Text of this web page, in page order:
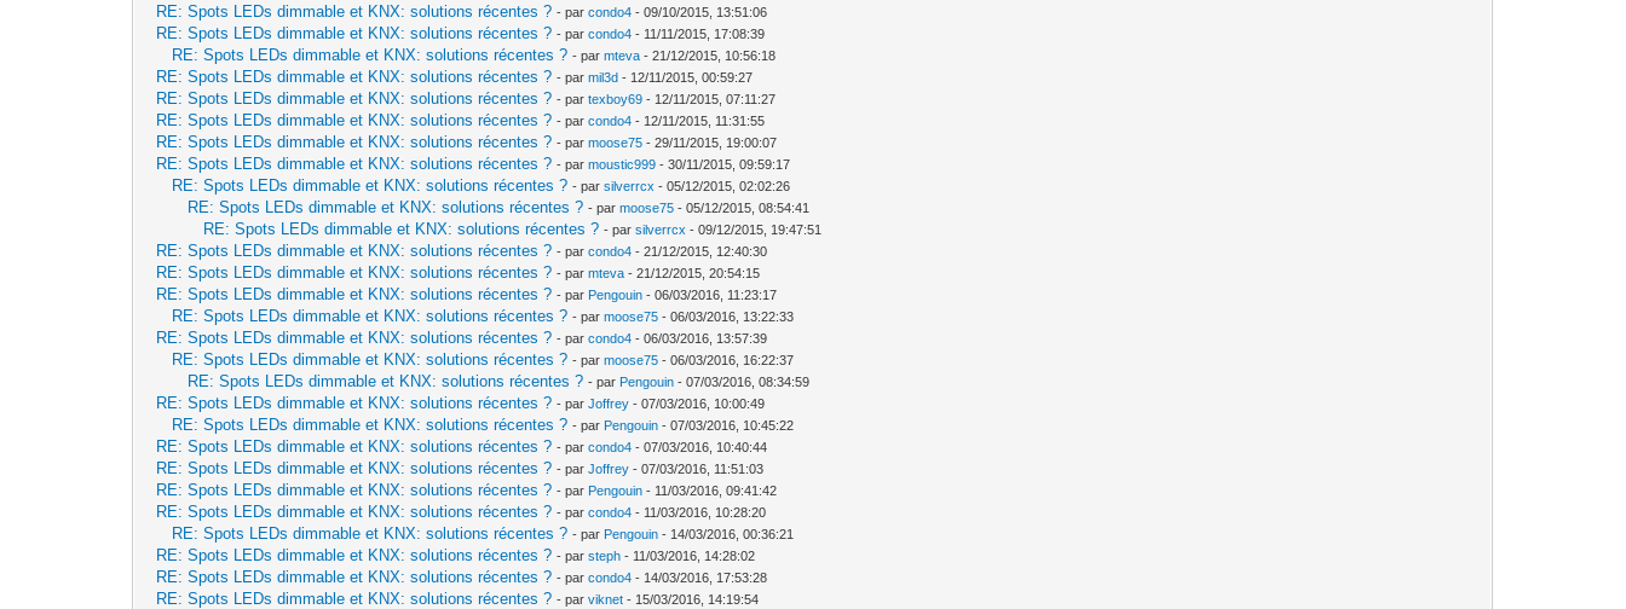
RE: Spots LEDs dimmable et KNX: solutions récentes ? - parcondo4 - 09/10/2015, 13:51:06
RE: Spots LEDs dimmable et KNX: solutions récentes ? - parcondo4 - 11/11/2015, 17:08:39
RE: Spots LEDs dimmable et KNX: solutions récentes ? - parmteva - 21/12/2015, 10:56:18
RE: Spots LEDs dimmable et KNX: solutions récentes ? - parmil3d - 12/11/2015, 00:59:27
RE: Spots LEDs dimmable et KNX: solutions récentes ? - partexboy69 - 12/11/2015, 07:11:27
RE: Spots LEDs dimmable et KNX: solutions récentes ? - parcondo4 - 12/11/2015, 11:31:55
RE: Spots LEDs dimmable et KNX: solutions récentes ? - parmoose75 - 29/11/2015, 19:00:07
RE: Spots LEDs dimmable et KNX: solutions récentes ? - parmoustic999 - 30/11/2015, 09:59:17
RE: Spots LEDs dimmable et KNX: solutions récentes ? - parsilverrcx - 05/12/2015, 02:02:26
RE: Spots LEDs dimmable et KNX: solutions récentes ? - parmoose75 - 05/12/2015, 08:54:41
RE: Spots LEDs dimmable et KNX: solutions récentes ? - parsilverrcx - 09/12/2015, 19:47:51
RE: Spots LEDs dimmable et KNX: solutions récentes ? - parcondo4 - 21/12/2015, 12:40:30
RE: Spots LEDs dimmable et KNX: solutions récentes ? - parmteva - 21/12/2015, 20:54:15
RE: Spots LEDs dimmable et KNX: solutions récentes ? - par Pengouin - 06/03/2016, 11:23:17
RE: Spots LEDs dimmable et KNX: solutions récentes ? - parmoose75 - 06/03/2016, 13:22:33
RE: Spots LEDs dimmable et KNX: solutions récentes ? - parcondo4 - 06/03/2016, 13:57:39
RE: Spots LEDs dimmable et KNX: solutions récentes ? - parmoose75 - 06/03/2016, 16:22:37
RE: Spots LEDs dimmable et KNX: solutions récentes ? - par Pengouin - 07/03/2016, 08:34:59
RE: Spots LEDs dimmable et KNX: solutions récentes ? - parJoffrey - 07/03/2016, 10:00:49
RE: Spots LEDs dimmable et KNX: solutions récentes ? - par Pengouin - 07/03/2016, 10:45:22
RE: Spots LEDs dimmable et KNX: solutions récentes ? - parcondo4 - 07/03/2016, 10:40:44
RE: Spots LEDs dimmable et KNX: solutions récentes ? - parJoffrey - 07/03/2016, 11:51:03
RE: Spots LEDs dimmable et KNX: solutions récentes ? - par Pengouin - 11/03/2016, 09:41:42
RE: Spots LEDs dimmable et KNX: solutions récentes ? - parcondo4 - 11/03/2016, 10:28:20
RE: Spots LEDs dimmable et KNX: solutions récentes ? - par Pengouin - 14/03/2016, 00:36:21
RE: Spots LEDs dimmable et KNX: solutions récentes ? - parsteph - 11/03/2016, 14:28:02
RE: Spots LEDs dimmable et KNX: solutions récentes ? - parcondo4 - 14/03/2016, 17:53:28
RE: Spots LEDs dimmable et KNX: solutions récentes ? - parviknet - 15/03/2016, 14:19:54